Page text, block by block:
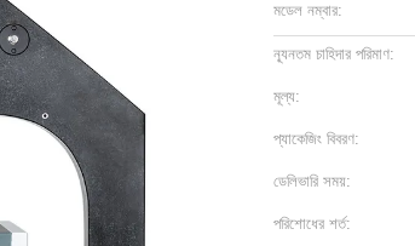
মডেল নম্বার:
ন্যূনতম চাহিদার পরিমাণ:
মূল্য:
প্যাকেজিং বিবরণ:
ডেলিভারি সময়:
পরিশোধের শর্ত: